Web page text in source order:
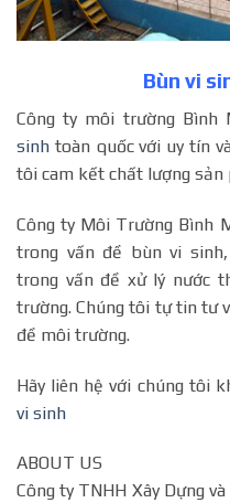
Bùn vi
Công ty môi trường Bình
sinh toàn quốc với uy tín
tôi cam kết chất lượng sản
Công ty Môi Trường Bình
trong vấn đề bùn vi
trong vấn đề xử lý nước
trường. Chúng tôi tự tin tư
đề môi trường.
Hãy liên hệ với chúng tôi
vi sinh
ABOUT US
Công ty TNHH Xây Dựng